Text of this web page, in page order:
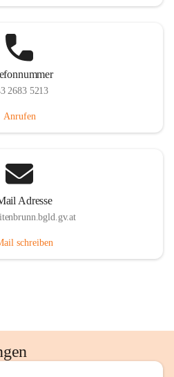
2683 5213
Anrufen
Adresse
schreiben